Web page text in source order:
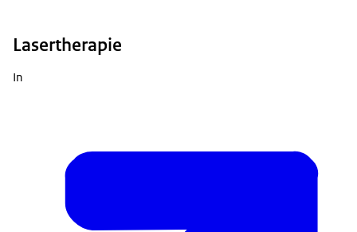
Lasertherapie
In